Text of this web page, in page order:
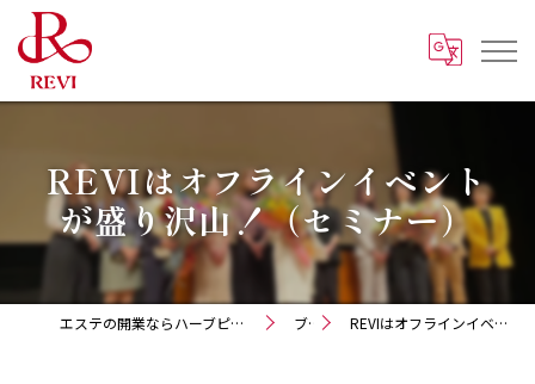
REVIはオフラインイベント
が盛り沢山！（セミナー）
エステの開業ならハーブピーリング REVI化粧品 正規取扱販売会社 ブログ REVIはオフラインイベントが盛り沢山！（セミナー）